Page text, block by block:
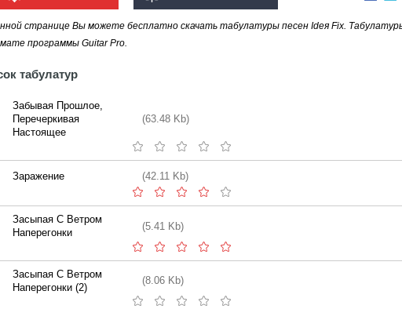
ИСПОЛНИТЕЛЯ "IDEЯ FIX"
странице Вы можете бесплатно скачать табулатуры песен Ideя Fix.
программы Guitar Pro.
табулатур
Забывая Прошлое,
Перечеркивая
Настоящее
(63.48 Kb)
Заражение (42.11 Kb)
Засыпая С Ветром
Наперегонки
(5.41 Kb)
Засыпая С Ветром
Наперегонки (2)
(8.06 Kb)